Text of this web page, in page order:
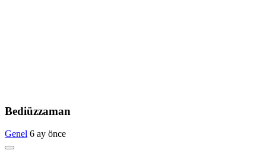
Bediüzzaman
Genel 6 ay önce